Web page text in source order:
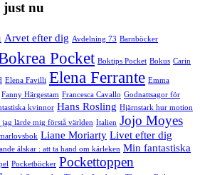
just nu
Arvet efter dig Avdelning 73 Barnböcker
Pocket Boktips Pocket Bokus Carin
Elena Favilli Elena Ferrante Emma
Fanny Härgestam Francesca Cavallo Godnattsagor för
kvinnor Hans Rosling Hjärnstark hur motion
jag lärde mig förstå världen Italien Jojo Moyes
Liane Moriarty Livet efter dig
älskar : att ta hand om kärleken Min fantastiska
Pocketböcker Pockettoppen